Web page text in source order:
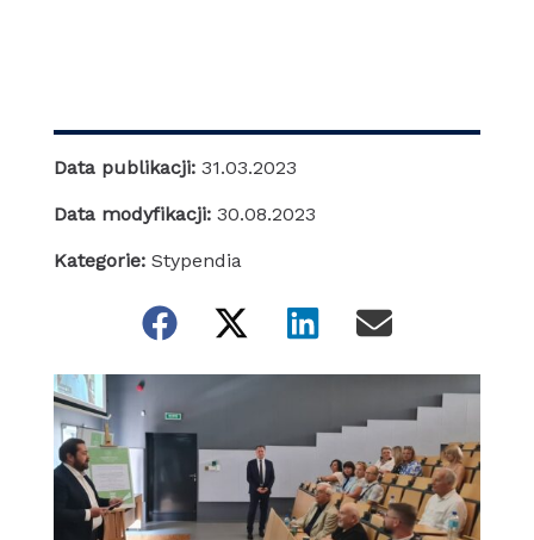
Data publikacji: 31.03.2023
Data modyfikacji: 30.08.2023
Kategorie: Stypendia